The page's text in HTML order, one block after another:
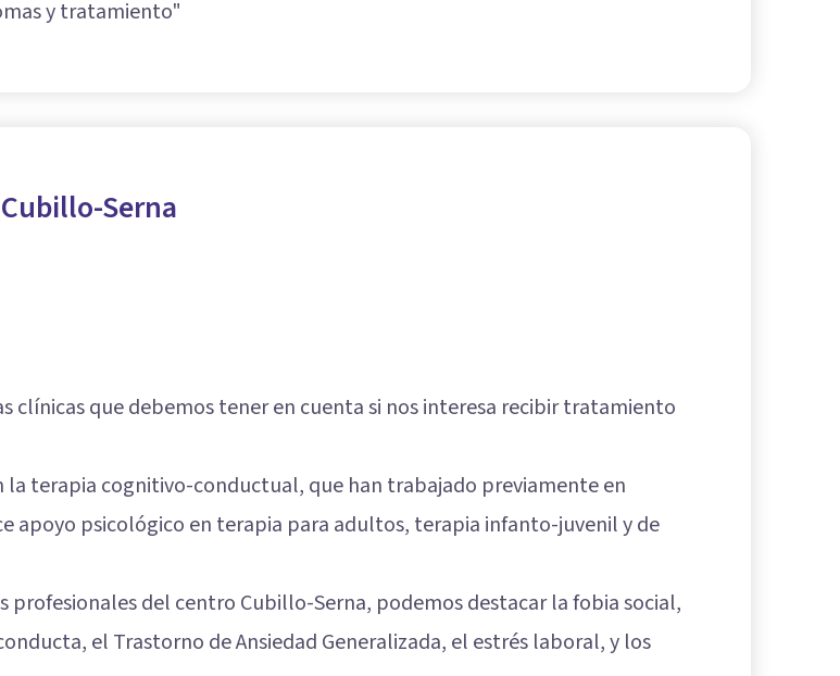
y tratamiento"
Serna
clínicas que debemos tener en cuenta si nos interesa recibir tratamiento
la terapia cognitivo-conductual, que han trabajado previamente en
apoyo psicológico en terapia para adultos, terapia infanto-juvenil y de
del centro Cubillo-Serna, podemos destacar la fobia social,
el Trastorno de Ansiedad Generalizada, el estrés laboral, y los